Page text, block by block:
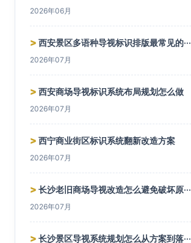
2026年06月
> 西安景区多语种导视标识排版最常见的···
2026年07月
> 西安商场导视标识系统布局规划怎么做
2026年07月
> 西宁商业街区标识系统翻新改造方案
2026年07月
> 长沙老旧商场导视改造怎么避免破坏原···
2026年07月
> 长沙景区导视系统规划怎么从方案到落···